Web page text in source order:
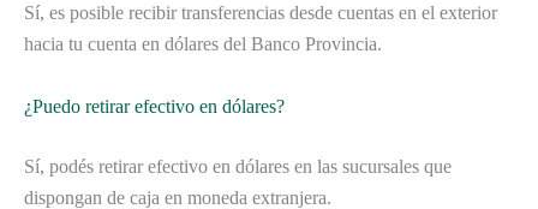
Sí, es posible recibir transferencias desde cuentas en el exterior
hacia tu cuenta en dólares del Banco Provincia.
¿Puedo retirar efectivo en dólares?
Sí, podés retirar efectivo en dólares en las sucursales que
dispongan de caja en moneda extranjera.